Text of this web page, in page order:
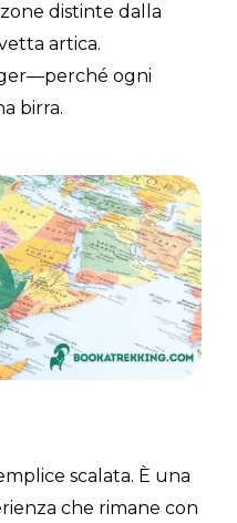
distinte dalla
artica.
ogni
birra.
scalata. È una
che rimane con